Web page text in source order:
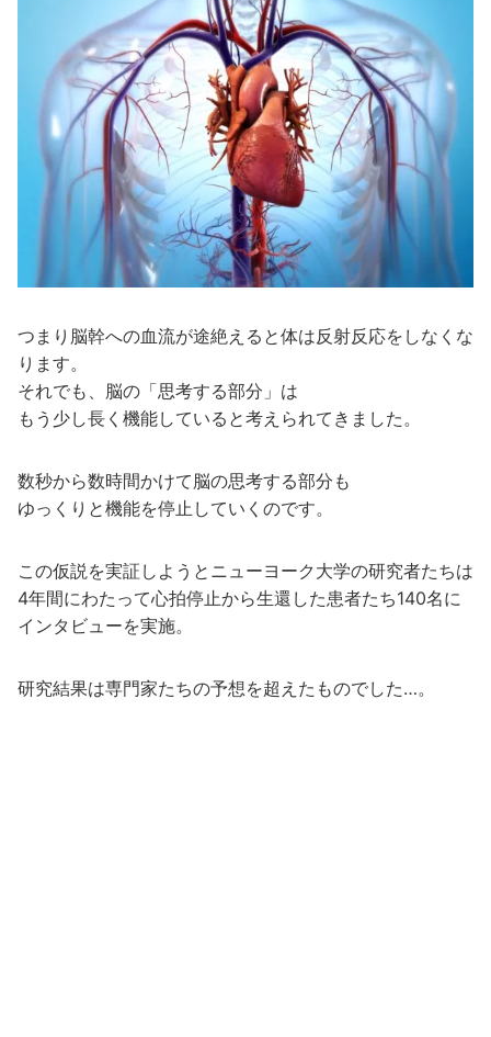
つまり脳幹への血流が途絶えると体は反射反応をしなくな
ります。
それでも、脳の「思考する部分」は
もう少し長く機能していると考えられてきました。
数秒から数時間かけて脳の思考する部分も
ゆっくりと機能を停止していくのです。
この仮説を実証しようとニューヨーク大学の研究者たちは
4年間にわたって心拍停止から生還した患者たち140名に
インタビューを実施。
研究結果は専門家たちの予想を超えたものでした…。